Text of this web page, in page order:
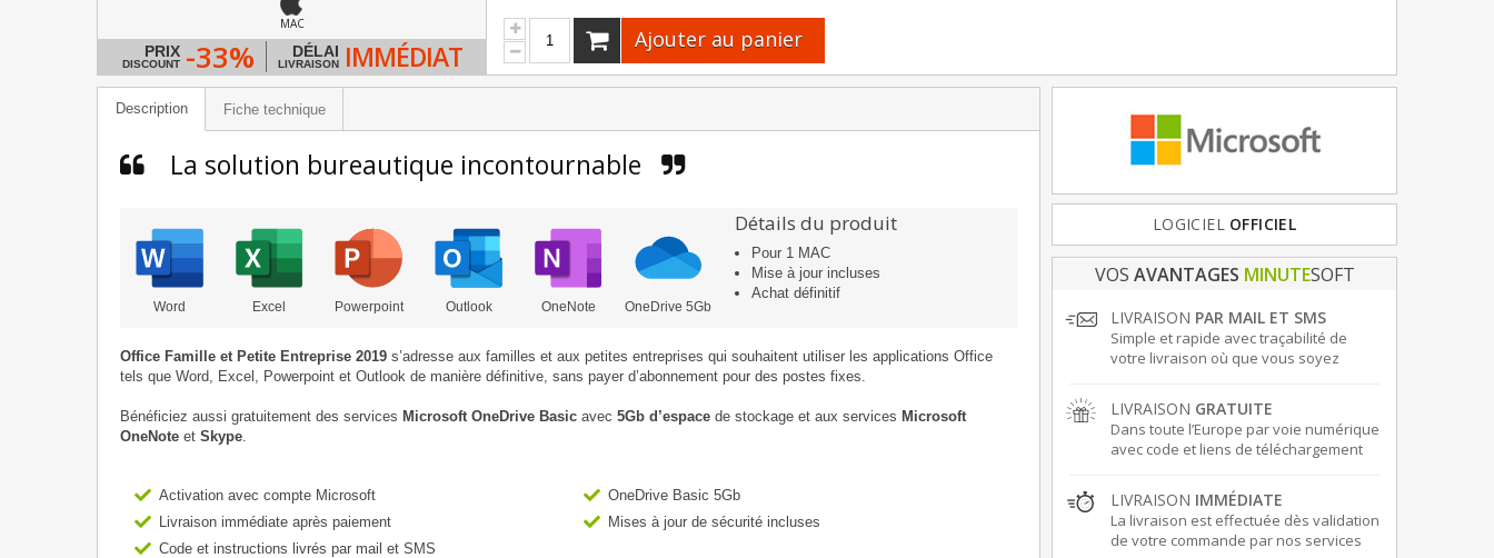
MAC
PRIX
DISCOUNT -33% DÉLAI
LIVRAISON IMMÉDIAT Ajouter au panier
Description Fiche technique
La solution bureautique incontournable
Word Excel Powerpoint Outlook OneNote OneDrive 5Gb
Détails du produit
Pour 1 MAC
Mise à jour incluses
Achat définitif
Office Famille et Petite Entreprise 2019 s’adresse aux familles et aux petites entreprises qui souhaitent utiliser les applications Office
tels que Word, Excel, Powerpoint et Outlook de manière définitive, sans payer d’abonnement pour des postes fixes.
Bénéficiez aussi gratuitement des services Microsoft OneDrive Basic avec 5Gb d’espace de stockage et aux services Microsoft
OneNote et Skype
Activation avec compte Microsoft
Livraison immédiate après paiement
Code et instructions livrés par mail et SMS
OneDrive Basic 5Gb
Mises à jour de sécurité incluses
LOGICIEL OFFICIEL
VOS AVANTAGES MINUTESOFT
LIVRAISON PAR MAIL ET SMS
Simple et rapide avec traçabilité de
votre livraison où que vous soyez
LIVRAISON GRATUITE
Dans toute l’Europe par voie numérique
avec code et liens de téléchargement
LIVRAISON IMMÉDIATE
La livraison est effectuée dès validation
de votre commande par nos services